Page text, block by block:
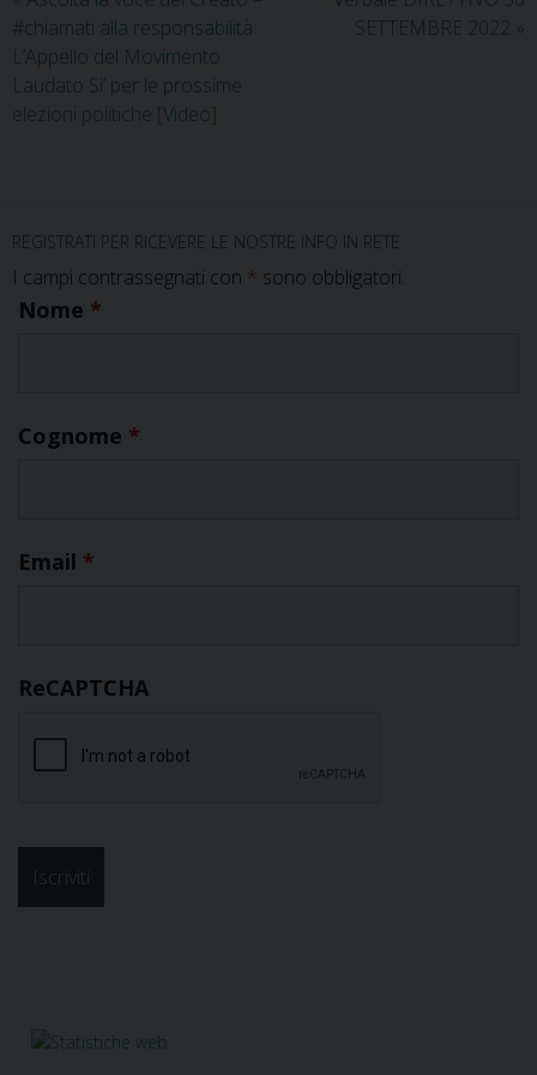
#chiamati alla responsabilità
L’Appello del Movimento
Laudato Si’ per le prossime
elezioni politiche [Video]
SETTEMBRE 2022 »
REGISTRATI PER RICEVERE LE NOSTRE INFO IN RETE
I campi contrassegnati con * sono obbligatori.
Nome *
Cognome *
Email *
ReCAPTCHA